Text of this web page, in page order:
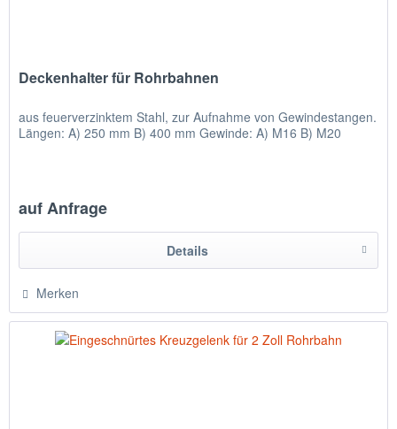
Deckenhalter für Rohrbahnen
aus feuerverzinktem Stahl, zur Aufnahme von Gewindestangen.
Längen: A) 250 mm B) 400 mm Gewinde: A) M16 B) M20
auf Anfrage
Details
Merken